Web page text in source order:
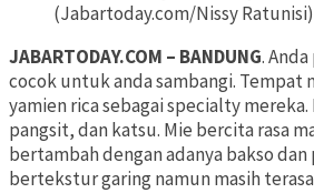
(Jabartoday.com/Nissy Ratunisi)
JABARTODAY.COM – BANDUNG.
cocok untuk anda sambangi. Tempat
yamien rica sebagai specialty
pangsit, dan katsu. Mie bercita rasa
bertambah dengan adanya bakso
bertekstur garing namun masih